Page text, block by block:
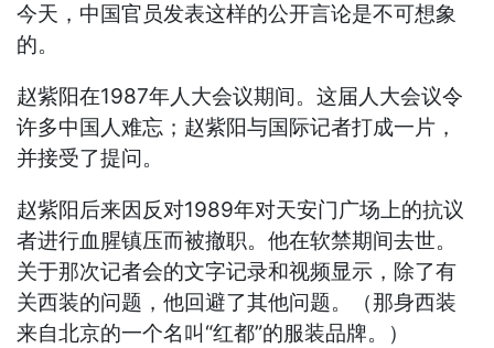
今天，中国官员发表这样的公开言论是不可想象
的。
赵紫阳在1987年人大会议期间。这届人大会议令
许多中国人难忘；赵紫阳与国际记者打成一片，
并接受了提问。
赵紫阳后来因反对1989年对天安门广场上的抗议
者进行血腥镇压而被撤职。他在软禁期间去世。
关于那次记者会的文字记录和视频显示，除了有
关西装的问题，他回避了其他问题。（那身西装
来自北京的一个名叫“红都”的服装品牌。）